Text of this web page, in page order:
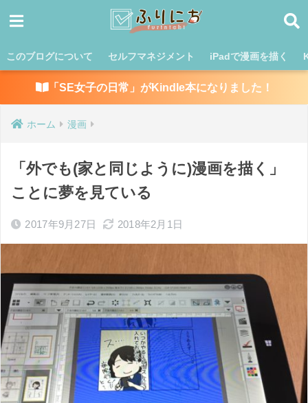
このブログについて セルフマネジメント iPadで漫画を描く
「SE女子の日常」がKindle本になりました！
ホーム 漫画
「外でも(家と同じように)漫画を描く」
ことに夢を見ている
2017年9月27日 2018年2月1日